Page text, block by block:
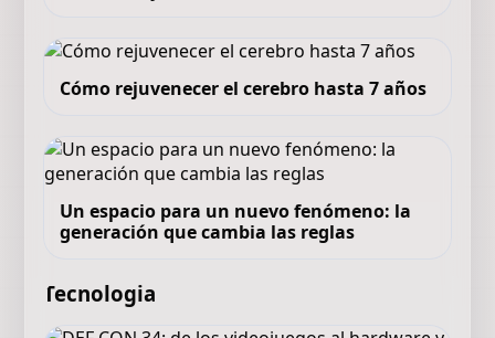
Cómo rejuvenecer el cerebro hasta 7 años
Un espacio para un nuevo fenómeno: la
generación que cambia las reglas
Tecnologia